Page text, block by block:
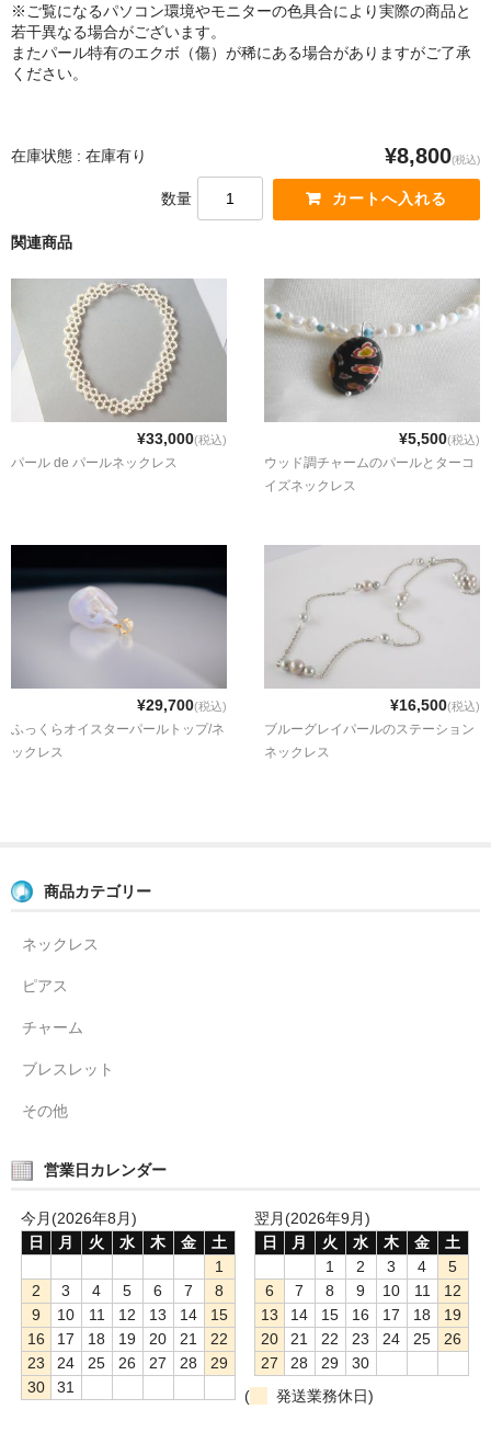
※ご覧になるパソコン環境やモニターの色具合により実際の商品と
若干異なる場合がございます。
またパール特有のエクボ（傷）が稀にある場合がありますがご了承
ください。
在庫状態 : 在庫有り ¥8,800(税込)
数量
関連商品
¥33,000(税込)
パール de パールネックレス
¥5,500(税込)
ウッド調チャームのパールとターコ
イズネックレス
¥29,700(税込)
ふっくらオイスターパールトップ/ネ
ックレス
¥16,500(税込)
ブルーグレイパールのステーション
ネックレス
商品カテゴリー
ネックレス
ピアス
チャーム
ブレスレット
その他
営業日カレンダー
今月(2026年8月)
日
月 火 水 木 金
土
1
2
3 4 5 6 7
8
9
10 11 12 13 14
15
16
17 18 19 20 21
22
23
24 25 26 27 28
29
30
31
翌月(2026年9月)
日
月 火 水 木 金
土
1
2 3 4
5
6
7 8 9 10 11
12
13
14 15 16 17 18
19
20
21 22 23 24 25
26
27
28 29
30
(
発送業務休日)